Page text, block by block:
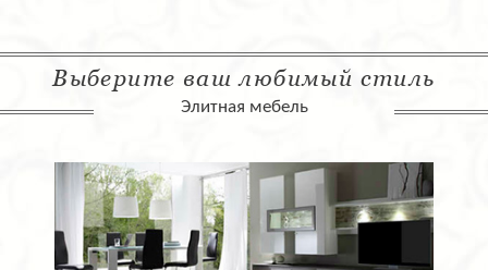
Выберите ваш любимый стиль
Элитная мебель